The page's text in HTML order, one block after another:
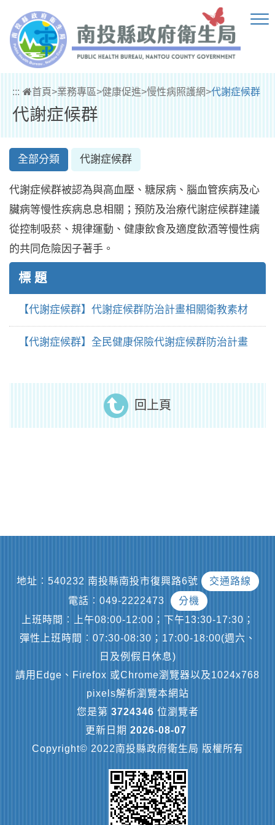
::: 首頁>業務專區>健康促進>慢性病照護網>代謝症候群
代謝症候群
全部分類 代謝症候群
代謝症候群被認為與高血壓、糖尿病、腦血管疾病及心
臟病等慢性疾病息息相關；預防及治療代謝症候群建議
從控制吸菸、規律運動、健康飲食及適度飲酒等慢性病
的共同危險因子著手。
標 題
【代謝症候群】代謝症候群防治計畫相關衛教素材
【代謝症候群】全民健康保險代謝症候群防治計畫
回上頁
地址︰540232 南投縣南投市復興路6號
交通路線
電話︰049-2222473
分機
上班時間︰上午08:00-12:00；下午13:30-17:30；
彈性上班時間︰07:30-08:30；17:00-18:00(週六、
日及例假日休息)
請用Edge、Firefox 或Chrome瀏覽器以及1024x768
pixels解析瀏覽本網站
您是第 3724346 位瀏覽者
更新日期 2026-08-07
Copyright© 2022南投縣政府衛生局 版權所有